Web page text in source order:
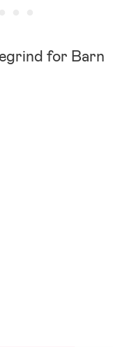
for Barn